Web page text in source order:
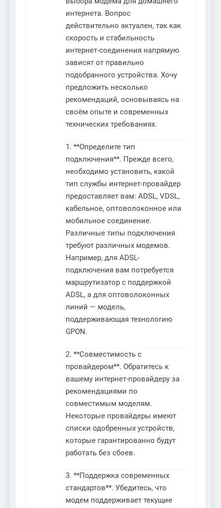
интернета. Вопрос
действительно актуален, так как
скорость и стабильность
интернет-соединения напрямую
зависят от правильно
подобранного устройства. Хочу
предложить несколько
рекомендаций, основываясь на
своём опыте и современных
технических требованиях.
1. **Определите тип
подключения**. Прежде всего,
необходимо установить, какой
тип службы интернет-провайдер
предоставляет вам: ADSL, VDSL,
кабельное, оптоволоконное или
мобильное соединение.
Различные типы подключения
требуют различных модемов.
Например, для ADSL-
подключения вам потребуется
маршрутизатор с поддержкой
ADSL, а для оптоволоконных
линий — модель,
поддерживающая технологию
GPON.
2. **Совместимость с
провайдером**. Обратитесь к
вашему интернет-провайдеру за
рекомендациями по
совместимым моделям.
Некоторые провайдеры имеют
списки одобренных устройств,
которые гарантированно будут
работать без сбоев.
3. **Поддержка современных
стандартов**. Убедитесь, что
модем поддерживает текущие